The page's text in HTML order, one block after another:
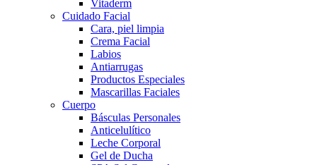
Vitaderm
Cuidado Facial
Cara, piel limpia
Crema Facial
Labios
Antiarrugas
Productos Especiales
Mascarillas Faciales
Cuerpo
Básculas Personales
Anticelulítico
Leche Corporal
Gel de Ducha